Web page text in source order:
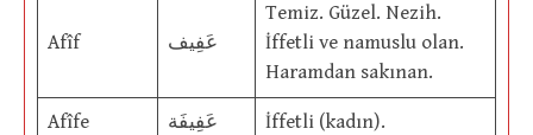
Afîf عَفِيف
Temiz. Güzel. Nezih.
İffetli ve namuslu olan.
Haramdan sakınan.
Afîfe عَفِيفَة İffetli (kadın).